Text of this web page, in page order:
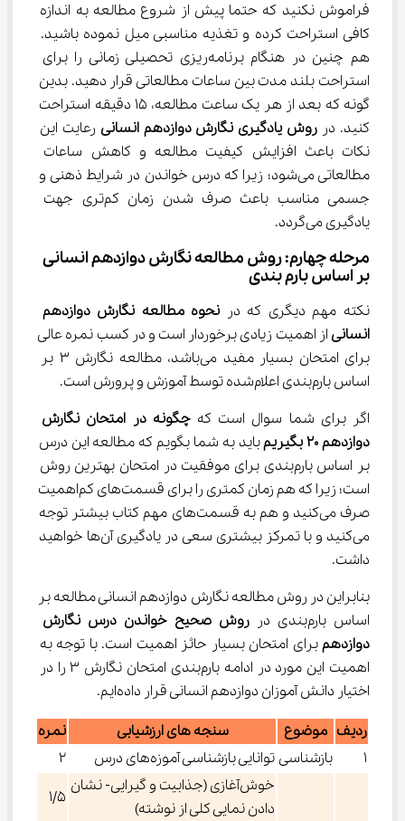
فراموش نکنید که حتما پیش از شروع مطالعه به اندازه
کافی استراحت کرده و تغذیه مناسبی میل نموده باشید.
هم چنین در هنگام برنامه‌ریزی تحصیلی زمانی را برای
استراحت بلند مدت بین ساعات مطالعاتی قرار دهید. بدین
گونه که بعد از هر یک ساعت مطالعه، 15 دقیقه استراحت
کنید. در روش یادگیری نگارش دوازدهم انسانی رعایت این
نکات باعث افزایش کیفیت مطالعه و کاهش ساعات
مطالعاتی می‌شود؛ زیرا که درس خواندن در شرایط ذهنی و
جسمی مناسب باعث صرف شدن زمان کم‌تری جهت
یادگیری می‌گردد.
مرحله چهارم: روش مطالعه نگارش دوازدهم انسانی
بر اساس بارم بندی
نکته مهم دیگری که در نحوه مطالعه نگارش دوازدهم
انسانی از اهمیت زیادی برخوردار است و در کسب نمره عالی
برای امتحان بسیار مفید می‌باشد، مطالعه نگارش 3 بر
اساس بارم‌بندی اعلام‌شده توسط آموزش و پرورش است.
اگر برای شما سوال است که چگونه در امتحان نگارش
دوازدهم 20 بگیریم
باید به شما بگویم که مطالعه این درس
بر اساس بارم‌بندی برای موفقیت در امتحان بهترین روش
است؛ زیرا که هم زمان کمتری را برای قسمت‌های کم‌اهمیت
صرف می‌کنید و هم به قسمت‌های مهم کتاب بیشتر ‌توجه
می‌کنید و با تمرکز بیشتری سعی در یادگیری آن‌ها خواهید
داشت.
بنابراین در روش مطالعه نگارش دوازدهم انسانی مطالعه بر
اساس بارم‌بندی در
روش صحیح خواندن درس نگارش
دوازدهم برای امتحان بسیار حائز اهمیت است. با توجه به
اهمیت این مورد در ادامه بارم‌بندی امتحان نگارش 3 را در
اختیار دانش آموزان دوازدهم انسانی قرار داده‌ایم.
ردیف موضوع سنجه های ارزشیابی
نمره
1
بازشناسی توانایی بازشناسی آموزه‌های درس
2
خوش‌آغازی (جذابیت و گیرایی- نشان
دادن نمایی کلی از نوشته)
1/5